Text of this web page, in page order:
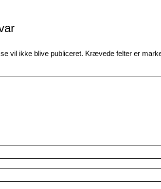
vil ikke blive publiceret. Krævede felter er